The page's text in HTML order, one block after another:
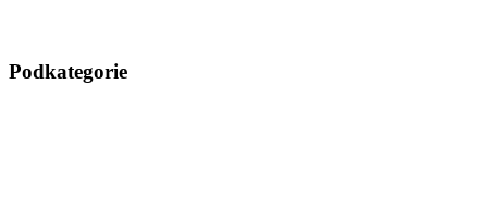
Podkategorie